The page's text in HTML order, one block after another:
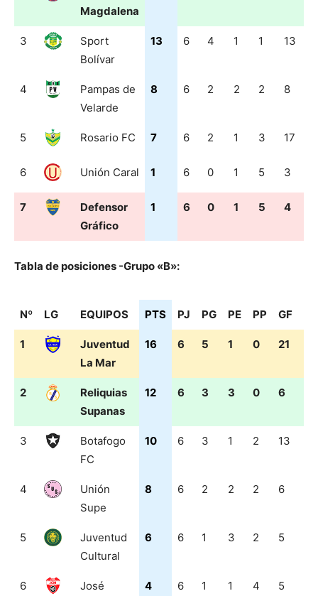
Magdalena
3
Sport
Bolívar
13 6 4 1 1 13
4
Pampas de
Velarde
8 6 2 2 2 8
5 Rosario FC 7 6 2 1 3 17
6 Unión Caral 1 6 0 1 5 3
7
Defensor
Gráfico
1 6 0 1 5 4
Tabla de posiciones -Grupo «B»:
Nº LG EQUIPOS PTS PJ PG PE PP GF
Nº
LG EQUIPOS PTS PJ PG PE PP GF
1
Juventud
La Mar
16 6 5 1 0 21
2
Reliquias
Supanas
12 6 3 3 0 6
3
Botafogo
FC
10 6 3 1 2 13
4
Unión
Supe
8 6 2 2 2 6
5
Juventud
Cultural
6 6 1 3 2 5
6 José 4 6 1 1 4 5